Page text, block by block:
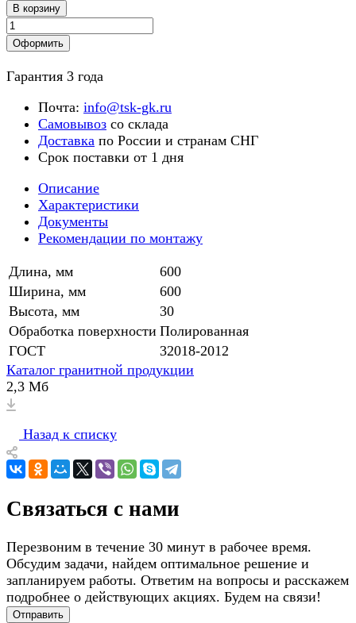
В корзину
Оформить
Гарантия 3 года
Почта: info@tsk-gk.ru
Самовывоз со склада
Доставка по России и странам СНГ
Срок поставки от 1 дня
Описание
Характеристики
Документы
Рекомендации по монтажу
Длина, мм
600
Ширина, мм
600
Высота, мм
30
Обработка поверхности Полированная
ГОСТ
32018-2012
Каталог гранитной продукции
2,3 Мб
Назад к списку
Связаться с нами
Перезвоним в течение 30 минут в рабочее время.
Обсудим задачи, найдем оптимальное решение и
запланируем работы. Ответим на вопросы и расскажем
подробнее о действующих акциях. Будем на связи!
Отправить